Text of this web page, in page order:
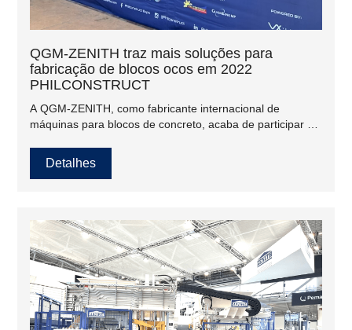
QGM-ZENITH traz mais soluções para
fabricação de blocos ocos em 2022
PHILCONSTRUCT
A QGM-ZENITH, como fabricante internacional de
máquinas para blocos de concreto, acaba de participar do
material de construção, exposição e tecnologia de
produtos para interiores e exteriores das Filipinas,
Manila, Filipinas.
Detalhes